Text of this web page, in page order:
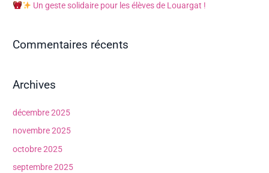
Un geste solidaire pour les élèves de Louargat !
Commentaires récents
Archives
décembre 2025
novembre 2025
octobre 2025
septembre 2025